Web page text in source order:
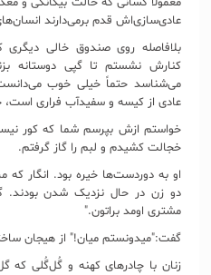
عادی‌سازی‌اش قدم برمی‌دارند
بلافاصله روی صندوق خالی دیگری
کنارش نشستم تا گپی دوستانه
می‌شناسد حتماً خیلی خوب
عادی از کیسه و سفیدآب فراری
خواستم ازش بپرسم شما که کور
خجالت کشیدم و لبم را گاز گرفتم.
او به دوردست‌ها خیره بود. انگار که
دو زن در حال نزدیک شدن بودند.
مشتری اومد براتون."
گفت:"میدونستم میان!" از هیجان
زنان با چادرهای کهنه و گُل‌‌گُلی که